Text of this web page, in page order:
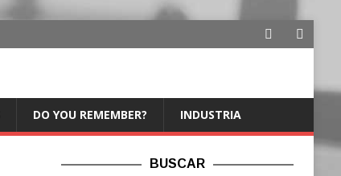
DO YOU REMEMBER? INDUSTRIA
BUSCAR